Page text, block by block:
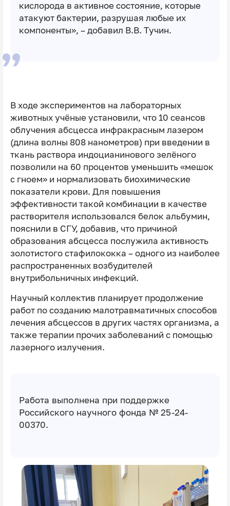
кислорода в активное состояние, которые
атакуют бактерии, разрушая любые их
компоненты», – добавил В.В. Тучин.
В ходе экспериментов на лабораторных
животных учёные установили, что 10 сеансов
облучения абсцесса инфракрасным лазером
(длина волны 808 нанометров) при введении в
ткань раствора индоцианинового зелёного
позволили на 60 процентов уменьшить «мешок
с гноем» и нормализовать биохимические
показатели крови. Для повышения
эффективности такой комбинации в качестве
растворителя использовался белок альбумин,
пояснили в СГУ, добавив, что причиной
образования абсцесса послужила активность
золотистого стафилококка – одного из наиболее
распространенных возбудителей
внутрибольничных инфекций.
Научный коллектив планирует продолжение
работ по созданию малотравматичных способов
лечения абсцессов в других частях организма, а
также терапии прочих заболеваний с помощью
лазерного излучения.
Работа выполнена при поддержке
Российского научного фонда № 25-24-
00370.